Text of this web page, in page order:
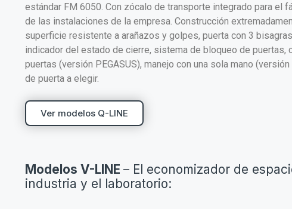
estándar FM 6050. Con zócalo de transporte integrado para el
de las instalaciones de la empresa. Construcción
superficie resistente a arañazos y golpes, puerta con 3
indicador del estado de cierre, sistema de bloqueo de puertas,
puertas (versión PEGASUS), manejo con una sola mano
de puerta a elegir.
Ver modelos Q-LINE
Modelos V-LINE – El economizador de
industria y el laboratorio: